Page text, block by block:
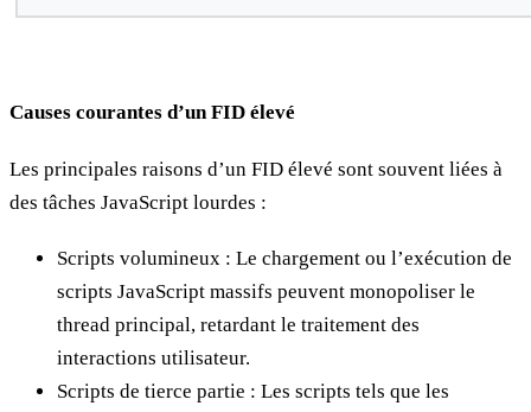
Causes courantes d’un FID élevé
Les principales raisons d’un FID élevé sont souvent liées à
des tâches JavaScript lourdes :
Scripts volumineux : Le chargement ou l’exécution de
scripts JavaScript massifs peuvent monopoliser le
thread principal, retardant le traitement des
interactions utilisateur.
Scripts de tierce partie : Les scripts tels que les